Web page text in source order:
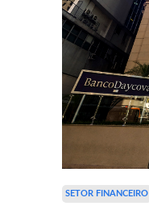
SETOR FINANCEIRO